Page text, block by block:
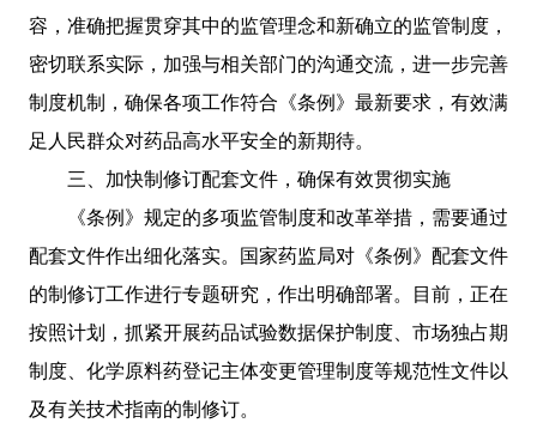
容，准确把握贯穿其中的监管理念和新确立的监管制度，
密切联系实际，加强与相关部门的沟通交流，进一步完善
制度机制，确保各项工作符合《条例》最新要求，有效满
足人民群众对药品高水平安全的新期待。
三、加快制修订配套文件，确保有效贯彻实施
《条例》规定的多项监管制度和改革举措，需要通过
配套文件作出细化落实。国家药监局对《条例》配套文件
的制修订工作进行专题研究，作出明确部署。目前，正在
按照计划，抓紧开展药品试验数据保护制度、市场独占期
制度、化学原料药登记主体变更管理制度等规范性文件以
及有关技术指南的制修订。